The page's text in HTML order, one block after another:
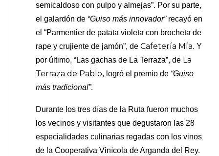
semicaldoso con pulpo y almejas”. Por su parte,
el galardón de “Guiso más innovador”recayó en
el “Parmentier de patata violeta con brocheta de
rape y crujiente de jamón”, deCafetería Mía. Y
por último, “Las gachas de La Terraza”, de La
Terraza de Pablo, logró el premio de “Guiso
más tradicional”.
Durante los tres días de la Ruta fueron muchos
los vecinos y visitantes que degustaron las 28
especialidades culinarias regadas con los vinos
de la Cooperativa Vinícola de Arganda del Rey.